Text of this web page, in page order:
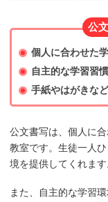
公
個人に合わせた
自主的な学習習
手紙やはがきな
公文書写は、個人に
教室です。生徒一人
境を提供してくれます
また、自主的な学習